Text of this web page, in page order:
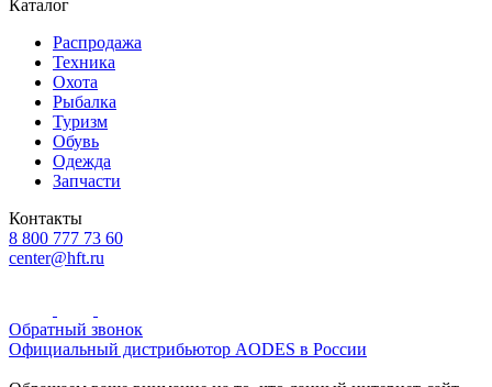
Каталог
Распродажа
Техника
Охота
Рыбалка
Туризм
Обувь
Одежда
Запчасти
Контакты
8 800 777 73 60
center@hft.ru
Обратный звонок
Официальный дистрибьютор AODES в России